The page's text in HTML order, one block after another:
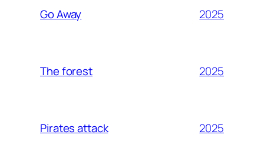
Go Away 2025
The forest 2025
Pirates attack 2025